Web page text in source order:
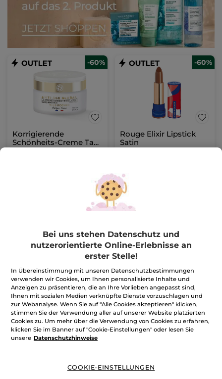
-60%
Korrigierende
Schönheits-Creme Tag
-60%
Rouge Elixir Lipstick
Satin
269,19€ / 100g
9,96€
-60%
Rouge Elixir Glow
Stift 3.5 g - 3 Nuancen
Bei uns stehen Datenschutz und
nutzerorientierte Online-Erlebnisse an
erster Stelle!
In Übereinstimmung mit unseren Datenschutzbestimmungen
verwenden wir Cookies, um Ihnen personalisierte Inhalte und
Anzeigen zu präsentieren, die an Ihre Vorlieben angepasst sind,
Ihnen mit sozialen Medien verknüpfte Dienste vorzuschlagen und
zur Webanalyse. Wenn Sie auf "Alle Cookies akzeptieren" klicken,
stimmen Sie der Verwendung aller auf unserer Website platzierten
Cookies zu. Um mehr über die Verwendung von Cookies zu erfahren,
klicken Sie im Banner auf "Cookie-Einstellungen" oder lesen Sie
unsere Datenschutzhinweise
COOKIE-EINSTELLUNGEN